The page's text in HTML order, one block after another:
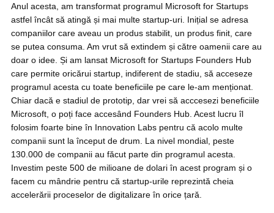
Anul acesta, am transformat programul Microsoft for Startups
astfel încât să atingă și mai multe startup-uri. Inițial se adresa
companiilor care aveau un produs stabilit, un produs finit, care
se putea consuma. Am vrut să extindem și către oamenii care au
doar o idee. Și am lansat Microsoft for Startups Founders Hub
care permite oricărui startup, indiferent de stadiu, să acceseze
programul acesta cu toate beneficiile pe care le-am menționat.
Chiar dacă e stadiul de prototip, dar vrei să acccesezi beneficiile
Microsoft, o poți face accesând Founders Hub. Acest lucru îl
folosim foarte bine în Innovation Labs pentru că acolo multe
companii sunt la început de drum. La nivel mondial, peste
130.000 de companii au făcut parte din programul acesta.
Investim peste 500 de milioane de dolari în acest program și o
facem cu mândrie pentru că startup-urile reprezintă cheia
accelerării proceselor de digitalizare în orice țară.